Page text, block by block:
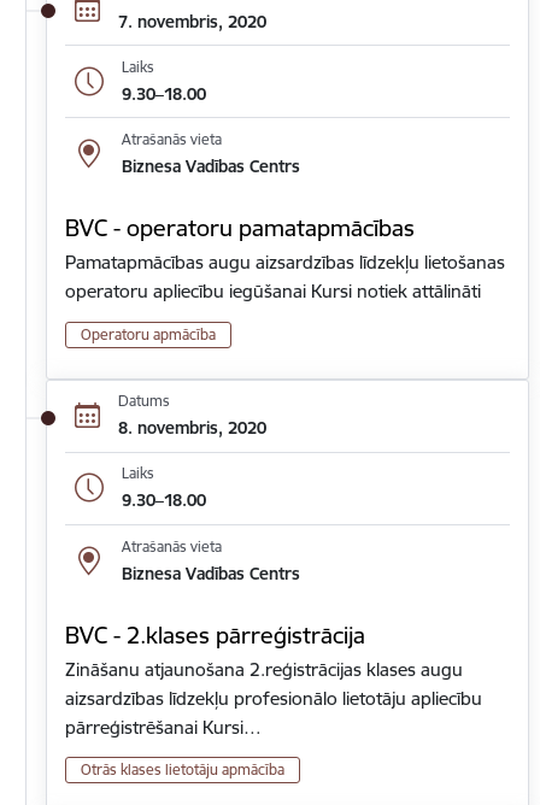
7. novembris, 2020
Laiks
9.30–18.00
Atrašanās vieta
Biznesa Vadības Centrs
BVC - operatoru pamatapmācības
Pamatapmācības augu aizsardzības līdzekļu lietošanas
operatoru apliecību iegūšanai Kursi notiek attālināti
Operatoru apmācība
Datums
8. novembris, 2020
Laiks
9.30–18.00
Atrašanās vieta
Biznesa Vadības Centrs
BVC - 2.klases pārreģistrācija
Zināšanu atjaunošana 2.reģistrācijas klases augu
aizsardzības līdzekļu profesionālo lietotāju apliecību
pārreģistrēšanai Kursi…
Otrās klases lietotāju apmācība